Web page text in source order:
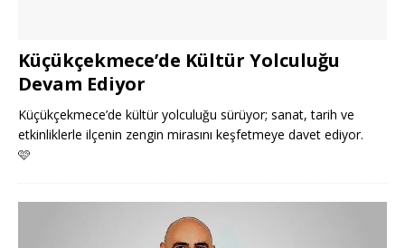
Küçükçekmece’de Kültür Yolculuğu
Devam Ediyor
Küçükçekmece’de kültür yolculuğu sürüyor; sanat, tarih ve
etkinliklerle ilçenin zengin mirasını keşfetmeye davet ediyor.
🩷